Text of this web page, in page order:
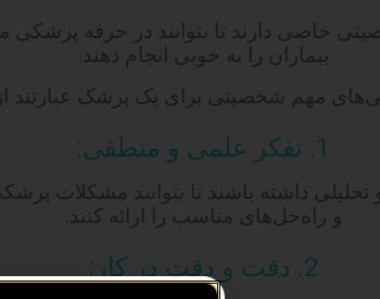
خاصی دارند تا بتوانند در حرفه پزشکی
بیماران را به خوبی انجام دهند.
مهم شخصیتی برای یک پزشک عبارتند از:
1. تفکر علمی و منطقی:
داشته باشند تا بتوانند مشکلات
و راه‌حل‌های مناسب را ارائه کنند.
2. دقت و دقت در کار: